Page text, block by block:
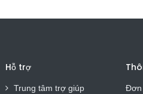
Hỗ trợ
Trung tâm trợ giúp
Đơn